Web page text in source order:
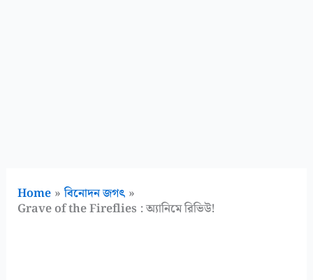
Home
বিনোদন জগৎ
Grave of the Fireflies : অ্যানিমে রিভিউ!